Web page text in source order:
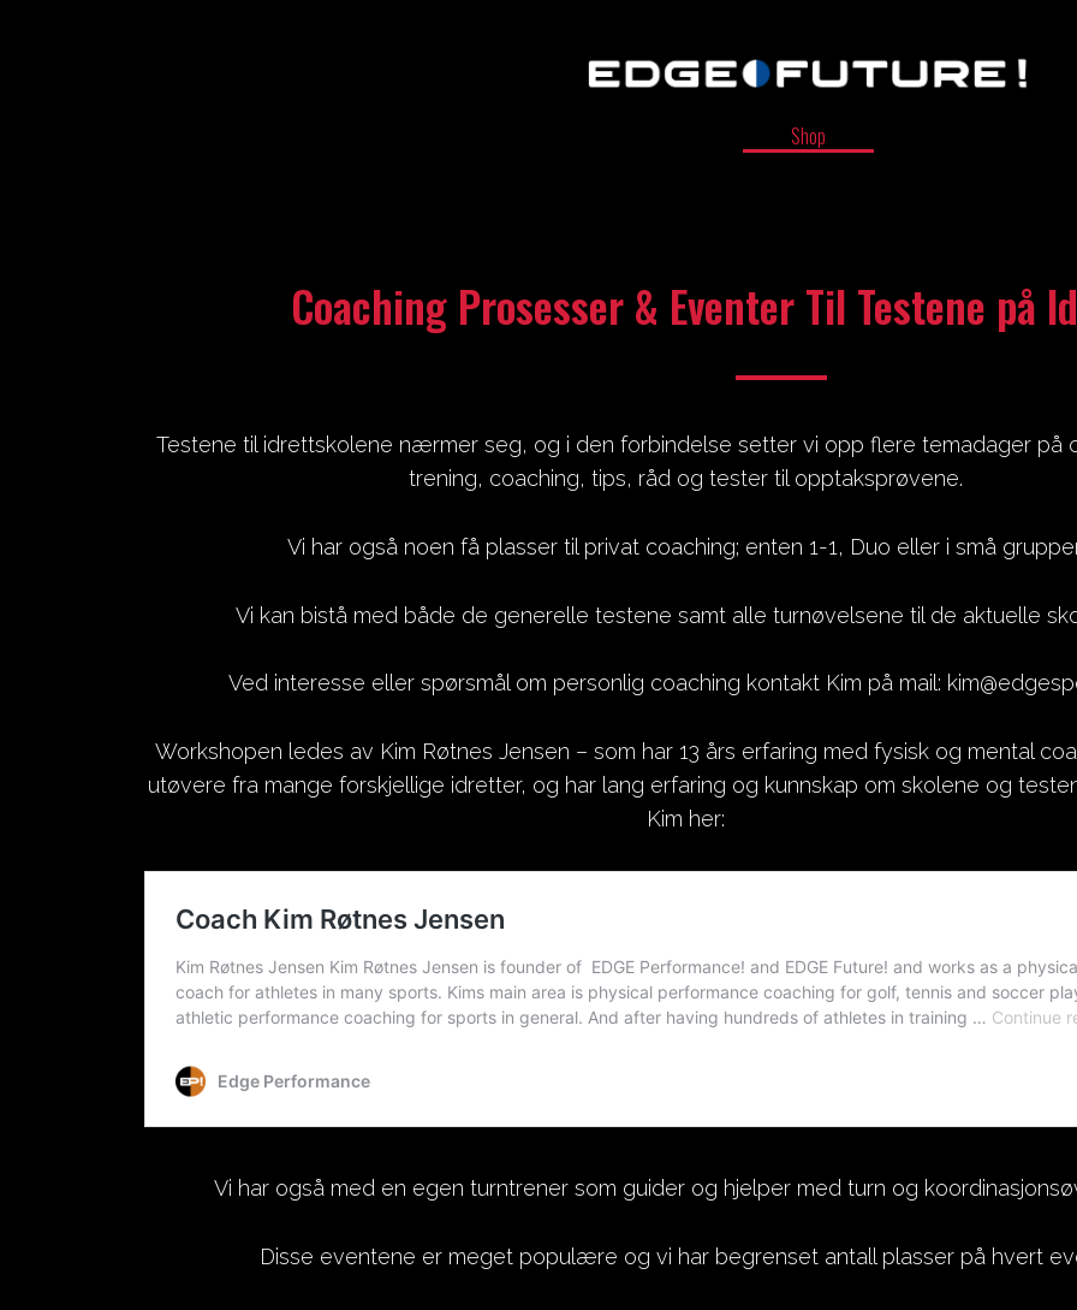
Shop
Coaching Prosesser & Eventer Til Testene på
Testene til idrettskolene nærmer seg, og i den forbindelse setter vi opp flere temadager på
trening, coaching, tips, råd og tester til opptaksprøvene.
Vi har også noen få plasser til privat coaching; enten 1-1, Duo eller i små
Vi kan bistå med både de generelle testene samt alle turnøvelsene til de aktuelle
Ved interesse eller spørsmål om personlig coaching kontakt Kim på mail:
Workshopen ledes av Kim Røtnes Jensen – som har 13 års erfaring med fysisk og mental
utøvere fra mange forskjellige idretter, og har lang erfaring og kunnskap om skolene og
Kim her:
Vi har også med en egen turntrener som guider og hjelper med turn og
Disse eventene er meget populære og vi har begrenset antall plasser på hvert